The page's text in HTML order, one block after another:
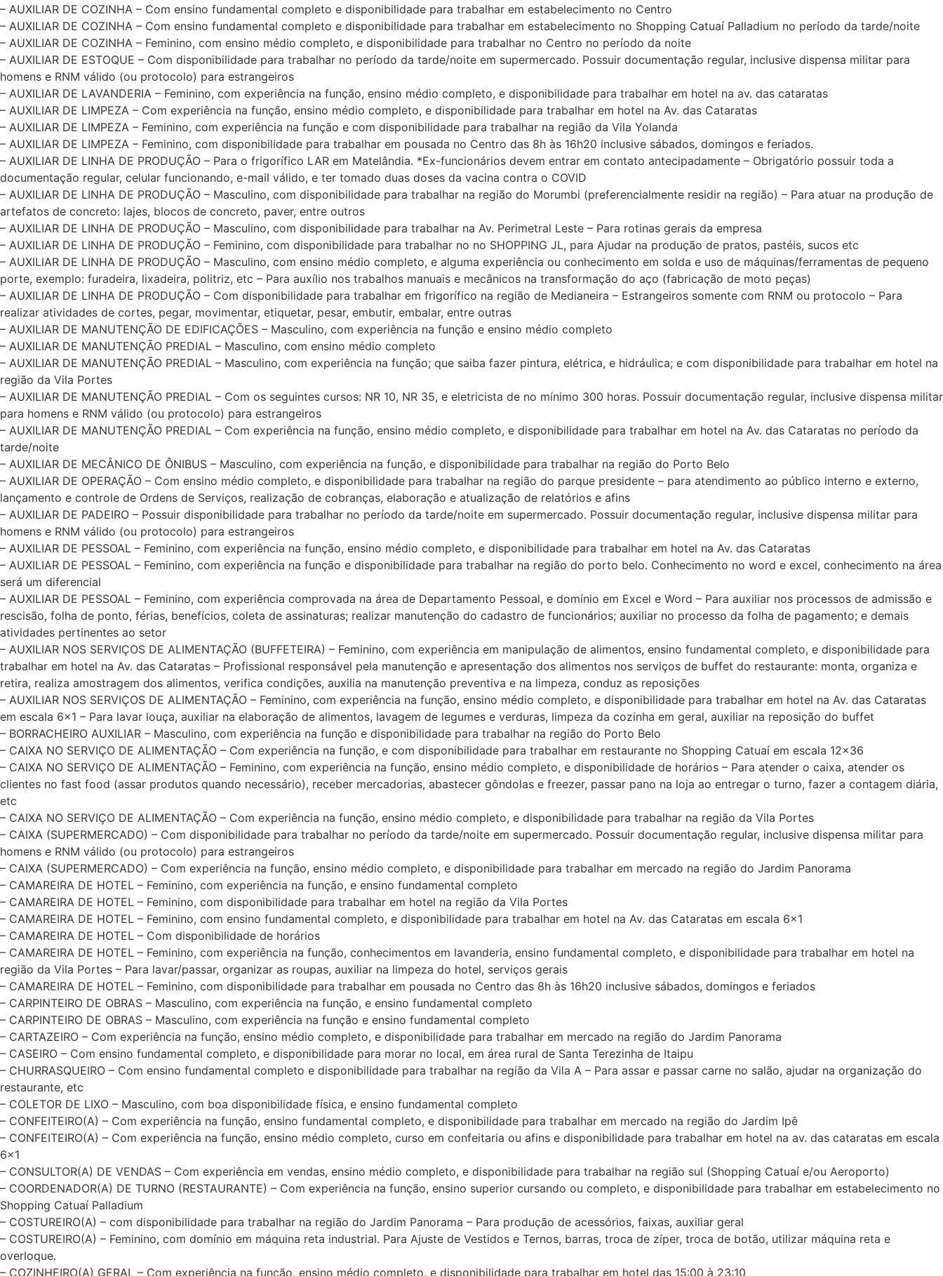
– AUXILIAR DE COZINHA – Com ensino fundamental completo e disponibilidade para trabalhar em estabelecimento no Centro
– AUXILIAR DE COZINHA – Com ensino fundamental completo e disponibilidade para trabalhar em estabelecimento no Shopping Catuaí Palladium no período da tarde/noite
– AUXILIAR DE COZINHA – Feminino, com ensino médio completo, e disponibilidade para trabalhar no Centro no período da noite
– AUXILIAR DE ESTOQUE – Com disponibilidade para trabalhar no período da tarde/noite em supermercado. Possuir documentação regular, inclusive dispensa militar para
homens e RNM válido (ou protocolo) para estrangeiros
– AUXILIAR DE LAVANDERIA – Feminino, com experiência na função, ensino médio completo, e disponibilidade para trabalhar em hotel na av. das cataratas
– AUXILIAR DE LIMPEZA – Com experiência na função, ensino médio completo, e disponibilidade para trabalhar em hotel na Av. das Cataratas
– AUXILIAR DE LIMPEZA – Feminino, com experiência na função e com disponibilidade para trabalhar na região da Vila Yolanda
– AUXILIAR DE LIMPEZA – Feminino, com disponibilidade para trabalhar em pousada no Centro das 8h às 16h20 inclusive sábados, domingos e feriados.
– AUXILIAR DE LINHA DE PRODUÇÃO – Para o frigorífico LAR em Matelândia. *Ex-funcionários devem entrar em contato antecipadamente – Obrigatório possuir toda a
documentação regular, celular funcionando, e-mail válido, e ter tomado duas doses da vacina contra o COVID
– AUXILIAR DE LINHA DE PRODUÇÃO – Masculino, com disponibilidade para trabalhar na região do Morumbi (preferencialmente residir na região) – Para atuar na produção de
artefatos de concreto: lajes, blocos de concreto, paver, entre outros
– AUXILIAR DE LINHA DE PRODUÇÃO – Masculino, com disponibilidade para trabalhar na Av. Perimetral Leste – Para rotinas gerais da empresa
– AUXILIAR DE LINHA DE PRODUÇÃO – Feminino, com disponibilidade para trabalhar no no SHOPPING JL, para Ajudar na produção de pratos, pastéis, sucos etc
– AUXILIAR DE LINHA DE PRODUÇÃO – Masculino, com ensino médio completo, e alguma experiência ou conhecimento em solda e uso de máquinas/ferramentas de pequeno
porte, exemplo: furadeira, lixadeira, politriz, etc – Para auxílio nos trabalhos manuais e mecânicos na transformação do aço (fabricação de moto peças)
– AUXILIAR DE LINHA DE PRODUÇÃO – Com disponibilidade para trabalhar em frigorífico na região de Medianeira – Estrangeiros somente com RNM ou protocolo – Para
realizar atividades de cortes, pegar, movimentar, etiquetar, pesar, embutir, embalar, entre outras
– AUXILIAR DE MANUTENÇÃO DE EDIFICAÇÕES – Masculino, com experiência na função e ensino médio completo
– AUXILIAR DE MANUTENÇÃO PREDIAL – Masculino, com ensino médio completo
– AUXILIAR DE MANUTENÇÃO PREDIAL – Masculino, com experiência na função; que saiba fazer pintura, elétrica, e hidráulica; e com disponibilidade para trabalhar em hotel na
região da Vila Portes
– AUXILIAR DE MANUTENÇÃO PREDIAL – Com os seguintes cursos: NR 10, NR 35, e eletricista de no mínimo 300 horas. Possuir documentação regular, inclusive dispensa militar
para homens e RNM válido (ou protocolo) para estrangeiros
– AUXILIAR DE MANUTENÇÃO PREDIAL – Com experiência na função, ensino médio completo, e disponibilidade para trabalhar em hotel na Av. das Cataratas no período da
tarde/noite
– AUXILIAR DE MECÂNICO DE ÔNIBUS – Masculino, com experiência na função, e disponibilidade para trabalhar na região do Porto Belo
– AUXILIAR DE OPERAÇÃO – Com ensino médio completo, e disponibilidade para trabalhar na região do parque presidente – para atendimento ao público interno e externo,
lançamento e controle de Ordens de Serviços, realização de cobranças, elaboração e atualização de relatórios e afins
– AUXILIAR DE PADEIRO – Possuir disponibilidade para trabalhar no período da tarde/noite em supermercado. Possuir documentação regular, inclusive dispensa militar para
homens e RNM válido (ou protocolo) para estrangeiros
– AUXILIAR DE PESSOAL – Feminino, com experiência na função, ensino médio completo, e disponibilidade para trabalhar em hotel na Av. das Cataratas
– AUXILIAR DE PESSOAL – Feminino, com experiência na função e disponibilidade para trabalhar na região do porto belo. Conhecimento no word e excel, conhecimento na área
será um diferencial
– AUXILIAR DE PESSOAL – Feminino, com experiência comprovada na área de Departamento Pessoal, e domínio em Excel e Word – Para auxiliar nos processos de admissão e
rescisão, folha de ponto, férias, benefícios, coleta de assinaturas; realizar manutenção do cadastro de funcionários; auxiliar no processo da folha de pagamento; e demais
atividades pertinentes ao setor
– AUXILIAR NOS SERVIÇOS DE ALIMENTAÇÃO (BUFFETEIRA) – Feminino, com experiência em manipulação de alimentos, ensino fundamental completo, e disponibilidade para
trabalhar em hotel na Av. das Cataratas – Profissional responsável pela manutenção e apresentação dos alimentos nos serviços de buffet do restaurante: monta, organiza e
retira, realiza amostragem dos alimentos, verifica condições, auxilia na manutenção preventiva e na limpeza, conduz as reposições
– AUXILIAR NOS SERVIÇOS DE ALIMENTAÇÃO – Feminino, com experiência na função, ensino médio completo, e disponibilidade para trabalhar em hotel na Av. das Cataratas
em escala 6×1 – Para lavar louça, auxiliar na elaboração de alimentos, lavagem de legumes e verduras, limpeza da cozinha em geral, auxiliar na reposição do buffet
– BORRACHEIRO AUXILIAR – Masculino, com experiência na função e disponibilidade para trabalhar na região do Porto Belo
– CAIXA NO SERVIÇO DE ALIMENTAÇÃO – Com experiência na função, e com disponibilidade para trabalhar em restaurante no Shopping Catuaí em escala 12×36
– CAIXA NO SERVIÇO DE ALIMENTAÇÃO – Feminino, com experiência na função, ensino médio completo, e disponibilidade de horários – Para atender o caixa, atender os
clientes no fast food (assar produtos quando necessário), receber mercadorias, abastecer gôndolas e freezer, passar pano na loja ao entregar o turno, fazer a contagem diária,
etc
– CAIXA NO SERVIÇO DE ALIMENTAÇÃO – Com experiência na função, ensino médio completo, e disponibilidade para trabalhar na região da Vila Portes
– CAIXA (SUPERMERCADO) – Com disponibilidade para trabalhar no período da tarde/noite em supermercado. Possuir documentação regular, inclusive dispensa militar para
homens e RNM válido (ou protocolo) para estrangeiros
– CAIXA (SUPERMERCADO) – Com experiência na função, ensino médio completo, e disponibilidade para trabalhar em mercado na região do Jardim Panorama
– CAMAREIRA DE HOTEL – Feminino, com experiência na função, e ensino fundamental completo
– CAMAREIRA DE HOTEL – Feminino, com disponibilidade para trabalhar em hotel na região da Vila Portes
– CAMAREIRA DE HOTEL – Feminino, com ensino fundamental completo, e disponibilidade para trabalhar em hotel na Av. das Cataratas em escala 6×1
– CAMAREIRA DE HOTEL – Com disponibilidade de horários
– CAMAREIRA DE HOTEL – Feminino, com experiência na função, conhecimentos em lavanderia, ensino fundamental completo, e disponibilidade para trabalhar em hotel na
região da Vila Portes – Para lavar/passar, organizar as roupas, auxiliar na limpeza do hotel, serviços gerais
– CAMAREIRA DE HOTEL – Feminino, com disponibilidade para trabalhar em pousada no Centro das 8h às 16h20 inclusive sábados, domingos e feriados
– CARPINTEIRO DE OBRAS – Masculino, com experiência na função, e ensino fundamental completo
– CARPINTEIRO DE OBRAS – Masculino, com experiência na função e ensino fundamental completo
– CARTAZEIRO – Com experiência na função, ensino médio completo, e disponibilidade para trabalhar em mercado na região do Jardim Panorama
– CASEIRO – Com ensino fundamental completo, e disponibilidade para morar no local, em área rural de Santa Terezinha de Itaipu
– CHURRASQUEIRO – Com ensino fundamental completo e disponibilidade para trabalhar na região da Vila A – Para assar e passar carne no salão, ajudar na organização do
restaurante, etc
– COLETOR DE LIXO – Masculino, com boa disponibilidade física, e ensino fundamental completo
– CONFEITEIRO(A) – Com experiência na função, ensino fundamental completo, e disponibilidade para trabalhar em mercado na região do Jardim Ipê
– CONFEITEIRO(A) – Com experiência na função, ensino médio completo, curso em confeitaria ou afins e disponibilidade para trabalhar em hotel na av. das cataratas em escala
6×1
– CONSULTOR(A) DE VENDAS – Com experiência em vendas, ensino médio completo, e disponibilidade para trabalhar na região sul (Shopping Catuaí e/ou Aeroporto)
– COORDENADOR(A) DE TURNO (RESTAURANTE) – Com experiência na função, ensino superior cursando ou completo, e disponibilidade para trabalhar em estabelecimento no
Shopping Catuaí Palladium
– COSTUREIRO(A) – com disponibilidade para trabalhar na região do Jardim Panorama – Para produção de acessórios, faixas, auxiliar geral
– COSTUREIRO(A) – Feminino, com domínio em máquina reta industrial. Para Ajuste de Vestidos e Ternos, barras, troca de zíper, troca de botão, utilizar máquina reta e
overloque.
– COZINHEIRO(A) GERAL – Com experiência na função, ensino médio completo, e disponibilidade para trabalhar em hotel das 15:00 à 23:10